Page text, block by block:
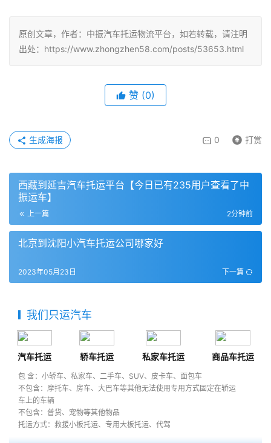
原创文章，作者：中振汽车托运物流平台，如若转载，请注明
出处：https://www.zhongzhen58.com/posts/53653.html
赞 (0)
0 打赏
生成海报
西藏到延吉汽车托运平台【今日已有235用户查看了中
振运车】
上一篇 2分钟前
北京到沈阳小汽车托运公司哪家好
下一篇
2023年05月23日
我们只运汽车
汽车托运 轿车托运 私家车托运 商品车托运
包 含：小轿车、私家车、二手车、SUV、皮卡车、面包车
不包含：摩托车、房车、大巴车等其他无法使用专用方式固定在轿运
车上的车辆
不包含：普货、宠物等其他物品
托运方式：救援小板托运、专用大板托运、代驾